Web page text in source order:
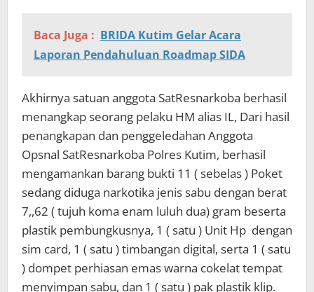
Baca Juga : BRIDA Kutim Gelar Acara
Laporan Pendahuluan Roadmap SIDA
Akhirnya satuan anggota SatResnarkoba berhasil
menangkap seorang pelaku HM alias IL, Dari hasil
penangkapan dan penggeledahan Anggota
Opsnal SatResnarkoba Polres Kutim, berhasil
mengamankan barang bukti 11 ( sebelas ) Poket
sedang diduga narkotika jenis sabu dengan berat
7,,62 ( tujuh koma enam luluh dua) gram beserta
plastik pembungkusnya, 1 ( satu ) Unit Hp dengan
sim card, 1 ( satu ) timbangan digital, serta 1 ( satu
) dompet perhiasan emas warna cokelat tempat
menyimpan sabu, dan 1 ( satu ) pak plastik klip.